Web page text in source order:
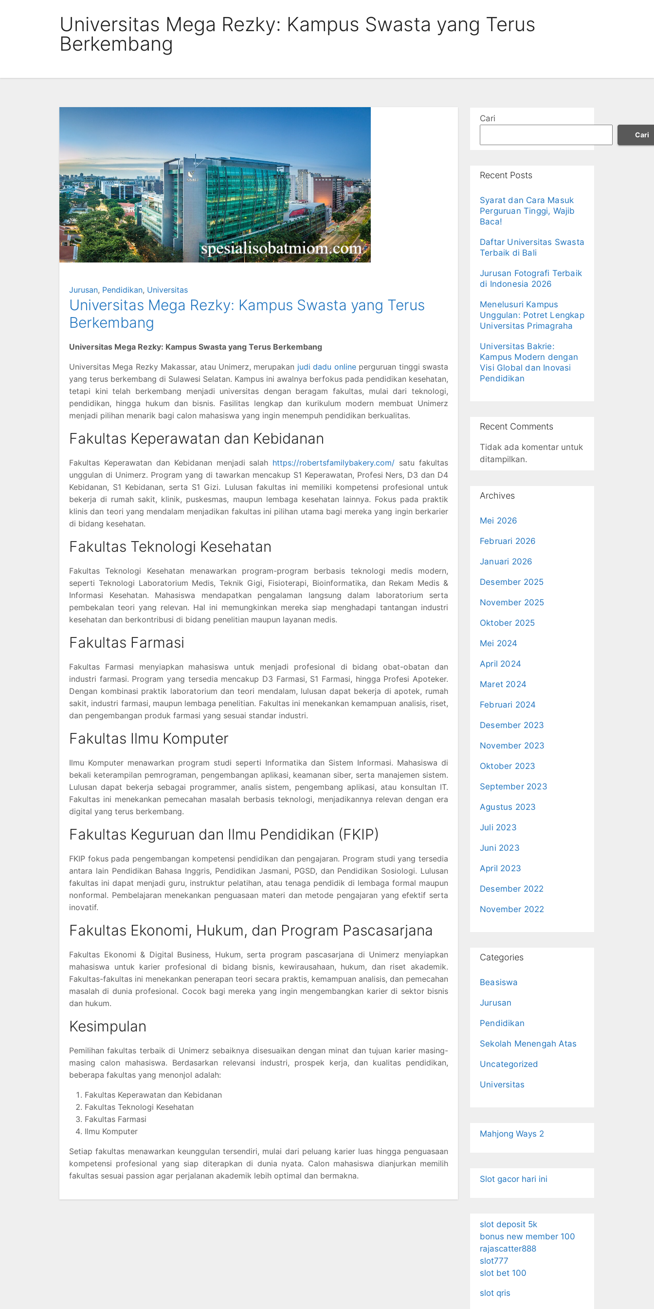
Universitas Mega Rezky: Kampus Swasta yang Terus
Berkembang
Jurusan, Pendidikan, Universitas
Universitas Mega Rezky: Kampus Swasta yang Terus
Berkembang
Universitas Mega Rezky: Kampus Swasta yang Terus Berkembang
Universitas Mega Rezky Makassar, atau Unimerz, merupakan judi dadu onlineperguruan tinggi swasta
yang terus berkembang di Sulawesi Selatan. Kampus ini awalnya berfokus pada pendidikan kesehatan,
tetapi kini telah berkembang menjadi universitas dengan beragam fakultas, mulai dari teknologi,
pendidikan, hingga hukum dan bisnis. Fasilitas lengkap dan kurikulum modern membuat Unimerz
menjadi pilihan menarik bagi calon mahasiswa yang ingin menempuh pendidikan berkualitas.
Fakultas Keperawatan dan Kebidanan
Fakultas Keperawatan dan Kebidanan menjadi salah https://robertsfamilybakery.com/ satu fakultas
unggulan di Unimerz. Program yang di tawarkan mencakup S1 Keperawatan, Profesi Ners, D3 dan D4
Kebidanan, S1 Kebidanan, serta S1 Gizi. Lulusan fakultas ini memiliki kompetensi profesional untuk
bekerja di rumah sakit, klinik, puskesmas, maupun lembaga kesehatan lainnya. Fokus pada praktik
klinis dan teori yang mendalam menjadikan fakultas ini pilihan utama bagi mereka yang ingin berkarier
di bidang kesehatan.
Fakultas Teknologi Kesehatan
Fakultas Teknologi Kesehatan menawarkan program-program berbasis teknologi medis modern,
seperti Teknologi Laboratorium Medis, Teknik Gigi, Fisioterapi, Bioinformatika, dan Rekam Medis &
Informasi Kesehatan. Mahasiswa mendapatkan pengalaman langsung dalam laboratorium serta
pembekalan teori yang relevan. Hal ini memungkinkan mereka siap menghadapi tantangan industri
kesehatan dan berkontribusi di bidang penelitian maupun layanan medis.
Fakultas Farmasi
Fakultas Farmasi menyiapkan mahasiswa untuk menjadi profesional di bidang obat-obatan dan
industri farmasi. Program yang tersedia mencakup D3 Farmasi, S1 Farmasi, hingga Profesi Apoteker.
Dengan kombinasi praktik laboratorium dan teori mendalam, lulusan dapat bekerja di apotek, rumah
sakit, industri farmasi, maupun lembaga penelitian. Fakultas ini menekankan kemampuan analisis, riset,
dan pengembangan produk farmasi yang sesuai standar industri.
Fakultas Ilmu Komputer
Ilmu Komputer menawarkan program studi seperti Informatika dan Sistem Informasi. Mahasiswa di
bekali keterampilan pemrograman, pengembangan aplikasi, keamanan siber, serta manajemen sistem.
Lulusan dapat bekerja sebagai programmer, analis sistem, pengembang aplikasi, atau konsultan IT.
Fakultas ini menekankan pemecahan masalah berbasis teknologi, menjadikannya relevan dengan era
digital yang terus berkembang.
Fakultas Keguruan dan Ilmu Pendidikan (FKIP)
FKIP fokus pada pengembangan kompetensi pendidikan dan pengajaran. Program studi yang tersedia
antara lain Pendidikan Bahasa Inggris, Pendidikan Jasmani, PGSD, dan Pendidikan Sosiologi. Lulusan
fakultas ini dapat menjadi guru, instruktur pelatihan, atau tenaga pendidik di lembaga formal maupun
nonformal. Pembelajaran menekankan penguasaan materi dan metode pengajaran yang efektif serta
inovatif.
Fakultas Ekonomi, Hukum, dan Program Pascasarjana
Fakultas Ekonomi & Digital Business, Hukum, serta program pascasarjana di Unimerz menyiapkan
mahasiswa untuk karier profesional di bidang bisnis, kewirausahaan, hukum, dan riset akademik.
Fakultas-fakultas ini menekankan penerapan teori secara praktis, kemampuan analisis, dan pemecahan
masalah di dunia profesional. Cocok bagi mereka yang ingin mengembangkan karier di sektor bisnis
dan hukum.
Kesimpulan
Pemilihan fakultas terbaik di Unimerz sebaiknya disesuaikan dengan minat dan tujuan karier masing-
masing calon mahasiswa. Berdasarkan relevansi industri, prospek kerja, dan kualitas pendidikan,
beberapa fakultas yang menonjol adalah:
Fakultas Keperawatan dan Kebidanan
Fakultas Teknologi Kesehatan
Fakultas Farmasi
Ilmu Komputer
Setiap fakultas menawarkan keunggulan tersendiri, mulai dari peluang karier luas hingga penguasaan
kompetensi profesional yang siap diterapkan di dunia nyata. Calon mahasiswa dianjurkan memilih
fakultas sesuai passion agar perjalanan akademik lebih optimal dan bermakna.
Cari
Cari
Recent Posts
Syarat dan Cara Masuk
Perguruan Tinggi, Wajib
Baca!
Daftar Universitas Swasta
Terbaik di Bali
Jurusan Fotografi Terbaik
di Indonesia 2026
Menelusuri Kampus
Unggulan: Potret Lengkap
Universitas Primagraha
Universitas Bakrie:
Kampus Modern dengan
Visi Global dan Inovasi
Pendidikan
Recent Comments
Tidak ada komentar untuk
ditampilkan.
Archives
Mei 2026
Februari 2026
Januari 2026
Desember 2025
November 2025
Oktober 2025
Mei 2024
April 2024
Maret 2024
Februari 2024
Desember 2023
November 2023
Oktober 2023
September 2023
Agustus 2023
Juli 2023
Juni 2023
April 2023
Desember 2022
November 2022
Categories
Beasiswa
Jurusan
Pendidikan
Sekolah Menengah Atas
Uncategorized
Universitas
Mahjong Ways 2
Slot gacor hari ini
slot deposit 5k
bonus new member 100
rajascatter888
slot777
slot bet 100
slot qris